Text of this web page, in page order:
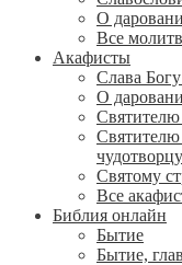
О
Вcе
Акафисты
Слава Богу
О
чудотворцу
Святому
Все
Библия онлайн
Бытие
Бытие,